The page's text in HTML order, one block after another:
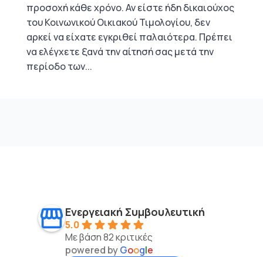
προσοχή κάθε χρόνο. Αν είστε ήδη δικαιούχος
του Κοινωνικού Οικιακού Τιμολογίου, δεν
αρκεί να είχατε εγκριθεί παλαιότερα. Πρέπει
να ελέγχετε ξανά την αίτησή σας μετά την
περίοδο των...
Ενεργειακή Συμβουλευτική
5.0
Με βάση 82 κριτικές
powered byGoogle